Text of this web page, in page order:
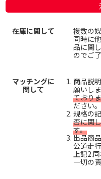
在庫に関して
複数の
同時に
品に関
のでご
マッチングに
関して
商品説
願いしま
ており
ださい。
規格の
否に関
す。
出品商
公道走
上記2.
一切の